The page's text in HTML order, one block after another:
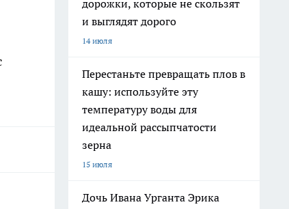
дорожки, которые не скользят
и выглядят дорого
14 июля
Перестаньте превращать плов в
кашу: используйте эту
температуру воды для
идеальной рассыпчатости
зерна
15 июля
Дочь Ивана Урганта Эрика